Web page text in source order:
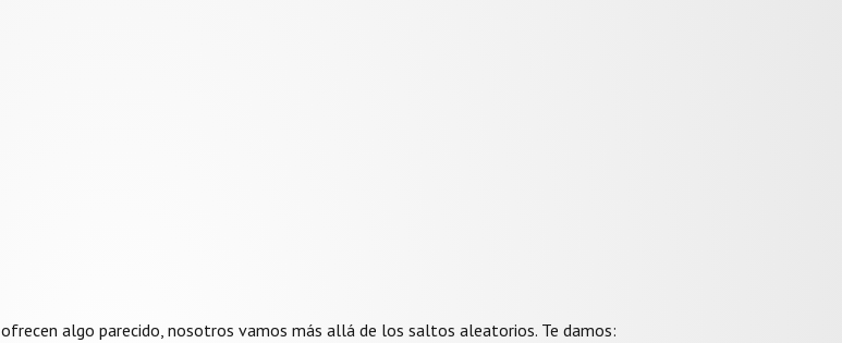
ofrecen algo parecido, nosotros vamos más allá de los saltos aleatorios. Te damos: